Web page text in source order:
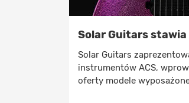
Solar Guitars
Solar Guitars
instrumentów ACS,
oferty modele